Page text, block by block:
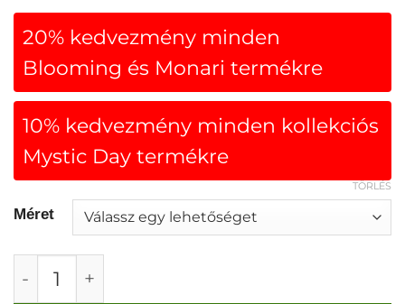
20% kedvezmény minden
Blooming és Monari termékre
10% kedvezmény minden kollekciós
Mystic Day termékre
Méret
TÖRLÉS
Monari Széles szárú, nagy zsebes nadrág